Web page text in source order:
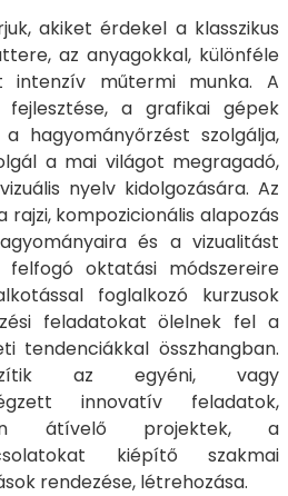
akiket érdekel a klasszikus
az anyagokkal, különféle
intenzív műtermi munka. A
a grafikai gépek
hagyományőrzést szolgálja,
a mai világot megragadó,
nyelv kidolgozására. Az
kompozicionális alapozás
és a vizualitást
oktatási módszereire
foglalkozó kurzusok
feladatokat ölelnek fel a
tendenciákkal összhangban.
az egyéni, vagy
innovatív feladatok,
átívelő projektek, a
kiépítő szakmai
rendezése, létrehozása.